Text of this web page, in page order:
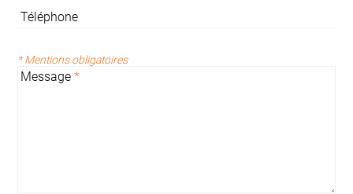
Téléphone
* Mentions obligatoires
Message *